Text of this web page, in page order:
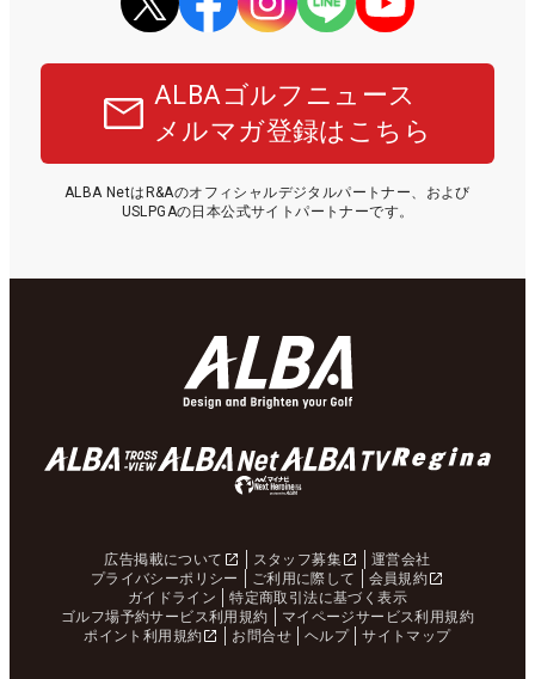
ALBAゴルフニュース
メルマガ登録はこちら
ALBA NetはR&Aのオフィシャルデジタルパートナー、および
USLPGAの日本公式サイトパートナーです。
広告掲載について スタッフ募集
運営会社
プライバシーポリシー
ご利用に際して
会員規約
ガイドライン
特定商取引法に基づく表示
ゴルフ場予約サービス利用規約
マイページサービス利用規約
ポイント利用規約
お問合せ ヘルプ サイトマップ